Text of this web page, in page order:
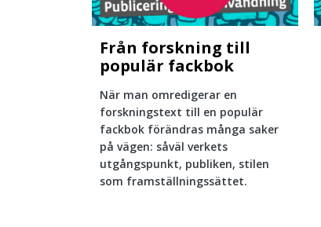
Från forskning till
populär fackbok
När man omredigerar en
forskningstext till en populär
fackbok förändras många saker
på vägen: såväl verkets
utgångspunkt, publiken, stilen
som framställningssättet.